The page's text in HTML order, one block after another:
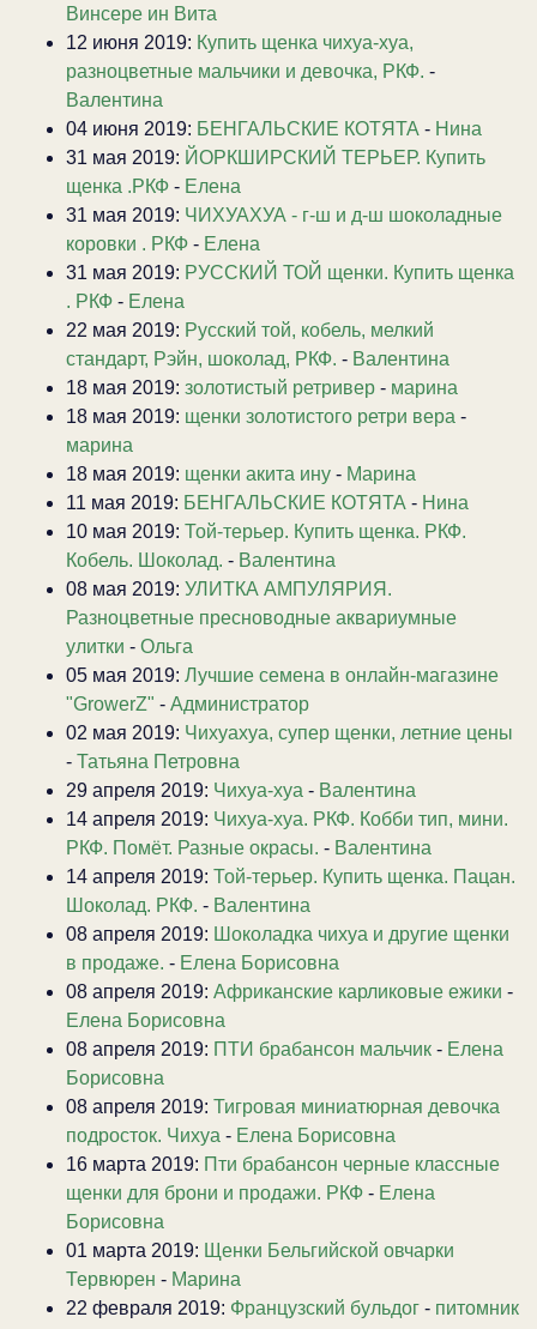
Винсере ин Вита
12 июня 2019: Купить щенка чихуа-хуа,
разноцветные мальчики и девочка, РКФ. -
Валентина
04 июня 2019: БЕНГАЛЬСКИЕ КОТЯТА - Нина
31 мая 2019: ЙОРКШИРСКИЙ ТЕРЬЕР. Купить
щенка .РКФ - Елена
31 мая 2019: ЧИХУАХУА - г-ш и д-ш шоколадные
коровки . РКФ - Елена
31 мая 2019: РУССКИЙ ТОЙ щенки. Купить щенка
. РКФ - Елена
22 мая 2019: Русский той, кобель, мелкий
стандарт, Рэйн, шоколад, РКФ. - Валентина
18 мая 2019: золотистый ретривер - марина
18 мая 2019: щенки золотистого ретри вера -
марина
18 мая 2019: щенки акита ину - Марина
11 мая 2019: БЕНГАЛЬСКИЕ КОТЯТА - Нина
10 мая 2019: Той-терьер. Купить щенка. РКФ.
Кобель. Шоколад. - Валентина
08 мая 2019: УЛИТКА АМПУЛЯРИЯ.
Разноцветные пресноводные аквариумные
улитки - Ольга
05 мая 2019: Лучшие семена в онлайн-магазине
"GrowerZ" - Администратор
02 мая 2019: Чихуахуа, супер щенки, летние цены
- Татьяна Петровна
29 апреля 2019: Чихуа-хуа - Валентина
14 апреля 2019: Чихуа-хуа. РКФ. Кобби тип, мини.
РКФ. Помёт. Разные окрасы. - Валентина
14 апреля 2019: Той-терьер. Купить щенка. Пацан.
Шоколад. РКФ. - Валентина
08 апреля 2019: Шоколадка чихуа и другие щенки
в продаже. - Елена Борисовна
08 апреля 2019: Африканские карликовые ежики -
Елена Борисовна
08 апреля 2019: ПТИ брабансон мальчик - Елена
Борисовна
08 апреля 2019: Тигровая миниатюрная девочка
подросток. Чихуа - Елена Борисовна
16 марта 2019: Пти брабансон черные классные
щенки для брони и продажи. РКФ - Елена
Борисовна
01 марта 2019: Щенки Бельгийской овчарки
Тервюрен - Марина
22 февраля 2019: Французский бульдог - питомник